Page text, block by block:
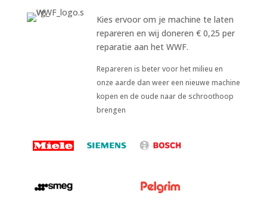
Kies ervoor om je machine te laten
repareren en wij doneren € 0,25 per
reparatie aan het WWF.
Repareren is beter voor het milieu en
onze aarde dan weer een nieuwe machine
kopen en de oude naar de schroothoop
brengen